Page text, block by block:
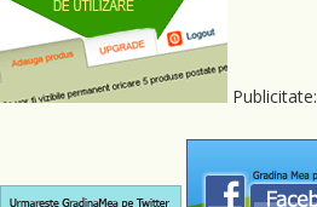
Publicitate: